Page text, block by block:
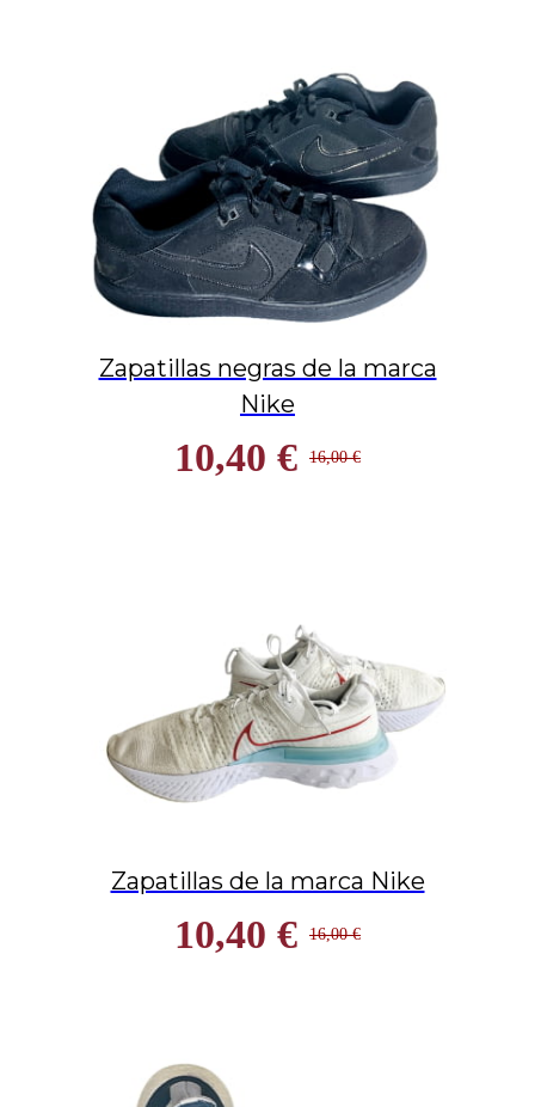
Zapatillas negras de la marca
Nike
16,00 €
10,40 €
Zapatillas de la marca Nike
16,00 €
10,40 €